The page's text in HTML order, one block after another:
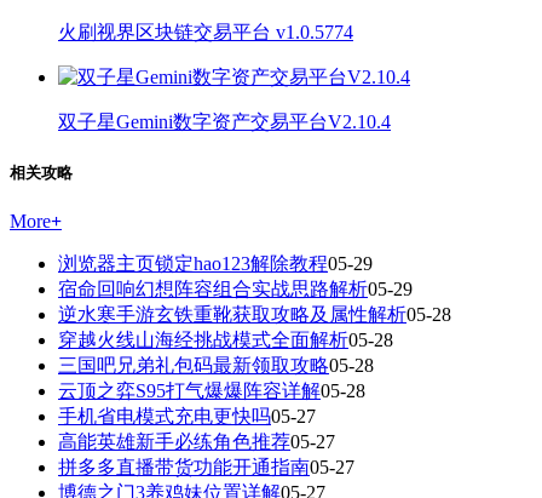
火刷视界区块链交易平台 v1.0.5774
双子星Gemini数字资产交易平台V2.10.4
相关攻略
More+
浏览器主页锁定hao123解除教程05-29
宿命回响幻想阵容组合实战思路解析05-29
逆水寒手游玄铁重靴获取攻略及属性解析05-28
穿越火线山海经挑战模式全面解析05-28
三国吧兄弟礼包码最新领取攻略05-28
云顶之弈S95打气爆爆阵容详解05-28
手机省电模式充电更快吗05-27
高能英雄新手必练角色推荐05-27
拼多多直播带货功能开通指南05-27
博德之门3养鸡妹位置详解05-27